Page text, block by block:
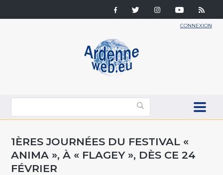
CONNEXION
1ÈRES JOURNÉES DU FESTIVAL «
ANIMA », À « FLAGEY », DÈS CE 24
FÉVRIER